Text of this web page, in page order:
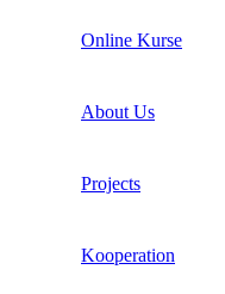
Online Kurse
About Us
Projects
Kooperation